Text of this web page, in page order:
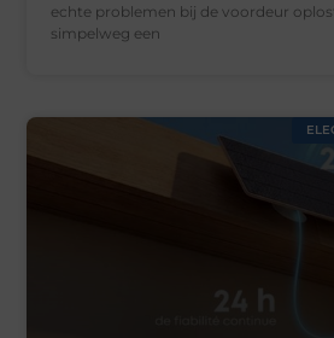
echte problemen bij de voordeur
simpelweg een